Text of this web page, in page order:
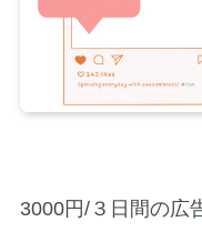
3000円/３日間の広